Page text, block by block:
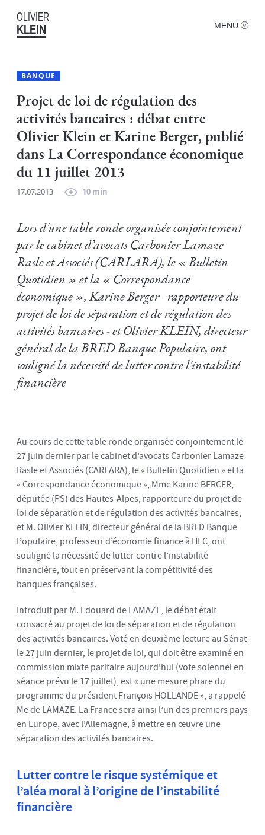
OLIVIER
KLEIN MENU
BANQUE
Projet de loi de régulation des
activités bancaires : débat entre
Olivier Klein et Karine Berger, publié
dans La Correspondance économique
du 11 juillet 2013
17.07.2013 10 min
Lors d'une table ronde organisée conjointement
par le cabinet d’avocats Carbonier Lamaze
Rasle et Associés (CARLARA), le « Bulletin
Quotidien » et la « Correspondance
économique », Karine Berger - rapporteure du
projet de loi de séparation et de régulation des
activités bancaires - et Olivier KLEIN, directeur
général de la BRED Banque Populaire, ont
souligné la nécessité de lutter contre l'instabilité
financière
Au cours de cette table ronde organisée conjointement le
27 juin dernier par le cabinet d’avocats Carbonier Lamaze
Rasle et Associés (CARLARA), le « Bulletin Quotidien » et la
« Correspondance économique », Mme Karine BERCER,
députée (PS) des Hautes-Alpes, rapporteure du projet de
loi de séparation et de régulation des activités bancaires,
et M. Olivier KLEIN, directeur général de la BRED Banque
Populaire, professeur d’économie finance à HEC, ont
souligné la nécessité de lutter contre l’instabilité
financière, tout en préservant la compétitivité des
banques françaises.
Introduit par M. Edouard de LAMAZE, le débat était
consacré au projet de loi de séparation et de régulation
des activités bancaires. Voté en deuxième lecture au Sénat
le 27 juin dernier, le projet de loi, qui doit être examiné en
commission mixte paritaire aujourd’hui (vote solennel en
séance prévu le 17 juillet), est « une mesure phare du
programme du président François HOLLANDE », a rappelé
Me de LAMAZE. La France sera ainsi l’un des premiers pays
en Europe, avec l’Allemagne, à mettre en œuvre une
séparation des activités bancaires.
Lutter contre le risque systémique et
l’aléa moral à l’origine de l’instabilité
financière